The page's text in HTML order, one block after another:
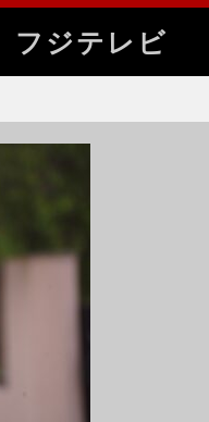
フジテレビ